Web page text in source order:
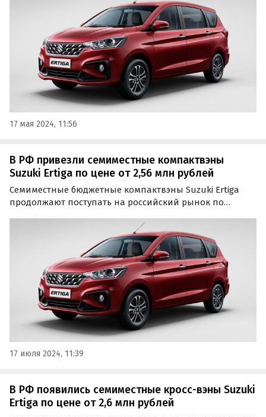
17 мая 2024, 11:56
В РФ привезли семиместные компактвэны
Suzuki Ertiga по цене от 2,56 млн рублей
Семиместные бюджетные компактвэны Suzuki Ertiga
продолжают поступать на российский рынок по
в Россию дилеры и профессиональные автопродавцы,
а цены на них на одном из классифайдов в июле
17 июля 2024, 11:39
В РФ появились семиместные кросс-вэны Suzuki
Ertiga по цене от 2,6 млн рублей